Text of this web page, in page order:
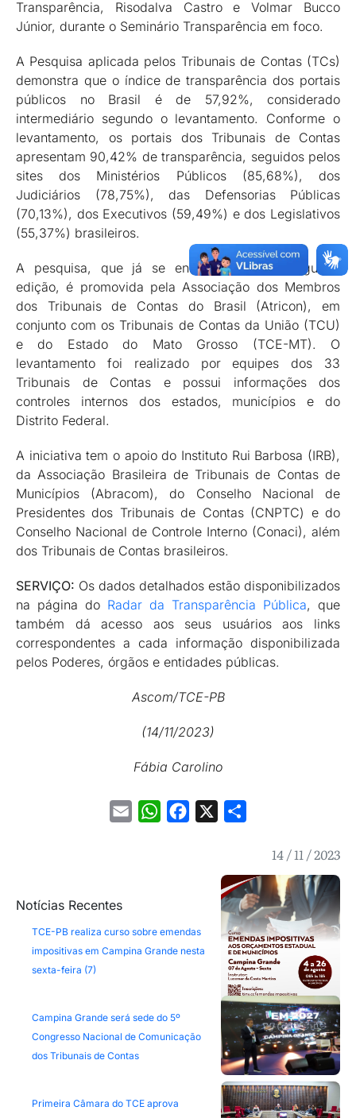
Transparência, Risodalva Castro e Volmar Bucco
Júnior, durante o Seminário Transparência em foco.
A Pesquisa aplicada pelos Tribunais de Contas (TCs)
demonstra que o índice de transparência dos portais
públicos no Brasil é de 57,92%, considerado
intermediário segundo o levantamento. Conforme o
levantamento, os portais dos Tribunais de Contas
apresentam 90,42% de transparência, seguidos pelos
sites dos Ministérios Públicos (85,68%), dos
Judiciários (78,75%), das Defensorias Públicas
(70,13%), dos Executivos (59,49%) e dos Legislativos
(55,37%) brasileiros.
A pesquisa, que já se encontra na sua segunda
edição, é promovida pela Associação dos Membros
dos Tribunais de Contas do Brasil (Atricon), em
conjunto com os Tribunais de Contas da União (TCU)
e do Estado do Mato Grosso (TCE-MT). O
levantamento foi realizado por equipes dos 33
Tribunais de Contas e possui informações dos
controles internos dos estados, municípios e do
Distrito Federal.
A iniciativa tem o apoio do Instituto Rui Barbosa (IRB),
da Associação Brasileira de Tribunais de Contas de
Municípios (Abracom), do Conselho Nacional de
Presidentes dos Tribunais de Contas (CNPTC) e do
Conselho Nacional de Controle Interno (Conaci), além
dos Tribunais de Contas brasileiros.
SERVIÇO: Os dados detalhados estão disponibilizados
na página do Radar da Transparência Pública, que
também dá acesso aos seus usuários aos links
correspondentes a cada informação disponibilizada
pelos Poderes, órgãos e entidades públicas.
Ascom/TCE-PB
(14/11/2023)
Fábia Carolino
Email WhatsAppFacebook
14 / 11 / 2023
Notícias Recentes
TCE-PB realiza curso sobre emendas
impositivas em Campina Grande nesta
sexta-feira (7)
Campina Grande será sede do 5º
Congresso Nacional de Comunicação
dos Tribunais de Contas
Primeira Câmara do TCE aprova